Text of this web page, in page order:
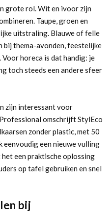
grote rol. Wit en ivoor zijn
Taupe, groen en
uitstraling. Blauwe of felle
bij thema-avonden, feestelijke
horeca is dat handig: je
toch steeds een andere sfeer
zijn interessant voor
omschrijft StylEco
zonder plastic, met 50
eenvoudig een nieuwe vulling
een praktische oplossing
op tafel gebruiken en snel
bij